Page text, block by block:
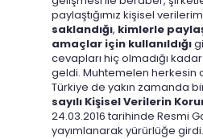
paylaştığımız kişisel
saklandığı, kimlerle
amaçlar için kullanıldığı
cevapları hiç olmadığı
geldi. Muhtemelen herkesin
Türkiye de yakın zamanda
sayılı Kişisel Verilerin
24.03.2016 tarihinde Resmi
yayımlanarak yürürlüğe girdi.